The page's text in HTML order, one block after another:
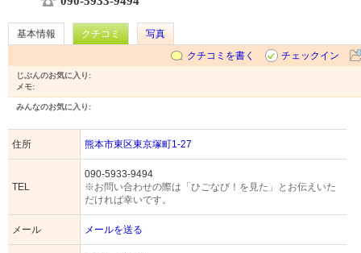
基本情報 クチコミ
写真
クチコミを書く
チェックイン
じぶんのお気に入り:
メモ:
みんなのお気に入り:
住所 熊本市東区東京塚町1-27
TEL
090-5933-9494
※お問い合わせの際は「ひごなび！を見た」とお伝えいた
だければ幸いです。
メール メールを送る